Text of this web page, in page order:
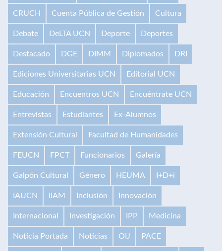
CRUCH Cuenta Pública de Gestión Cultura
Debate DeLTA UCN Deporte Deportes
Destacado DGE DIMM Diplomados DRI
Ediciones Universitarias UCN Editorial UCN
Educación Encuentros UCN Encuéntrate UCN
Entrevistas Estudiantes Ex-Alumnos
Extensión Cultural Facultad de Humanidades
FEUCN FPCT Funcionarios Galería
Galpón Cultural Género HEUMA I+D+i
IAUCN IIAM Inclusión Innovación
Internacional Investigación IPP Medicina
Noticia Portada Noticias OIJ PACE